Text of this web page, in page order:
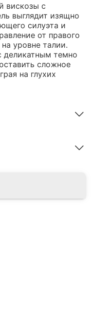
вискозы с
выглядит изящно
силуэта и
от правого
уровне талии.
деликатным темно
сложное
на глухих